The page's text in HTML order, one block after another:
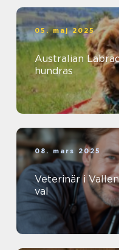
05. maj 2025
Australian
hundras
08. mars 2025
Veterinär i
val